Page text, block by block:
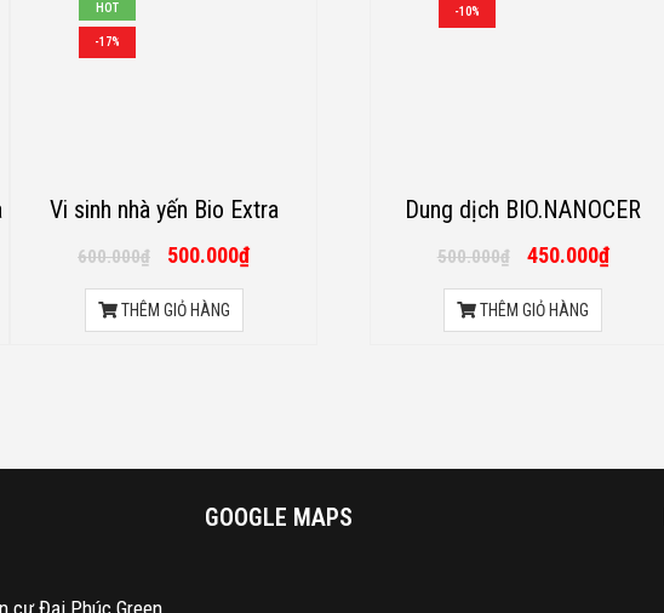
HOT
-17%
Vi sinh nhà yến Bio Extra
600.000₫ 500.000₫
THÊM GIỎ HÀNG
-10%
Dung dịch BIO.NANOCER
500.000₫ 450.000₫
THÊM GIỎ HÀNG
GOOGLE MAPS